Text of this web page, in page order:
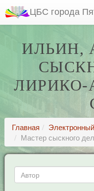
ЦБС города
ИЛЬИН,
Главная
Мастер сыскного